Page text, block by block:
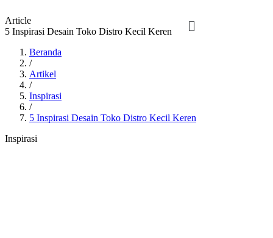
Article
5 Inspirasi Desain Toko Distro Kecil Keren
Beranda
/
Artikel
/
Inspirasi
/
5 Inspirasi Desain Toko Distro Kecil Keren
Inspirasi